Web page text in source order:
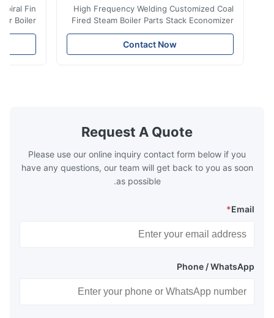
High Frequency Welding Customized Coal
Fired Steam Boiler Parts Stack Economizer
Coil Boiler economizer Boiler Economizer is
the energy improving device that helps to
reduce the cost of operation by saving the
boilers is generally in the temperature
range of 200°C – 250°C, so there
Contact Now
Spiral Fin
Boiler
is the
saving the
Request A Quote
Please use our online inquiry contact form below if you
have any questions, our team will get back to you as soon
as possible.
Email
*
Phone / WhatsApp